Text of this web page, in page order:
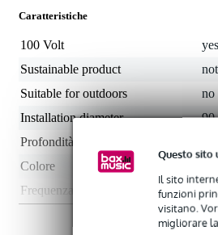
Questo sito
Il sito
funzioni
visitano.
migliorare
Caratteristiche
100 Volt
yes
Sustainable product
Suitable for outdoors
no
Installation diameter
90
Profondità di installazione
Colore
Frequenza massima
20
80